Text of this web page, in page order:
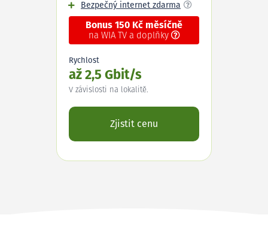
Bezpečný internet zdarma
Bonus 150 Kč měsíčně
na WIA TV a doplňky
Rychlost
až 2,5 Gbit/s
V závislosti na lokalitě.
Zjistit cenu